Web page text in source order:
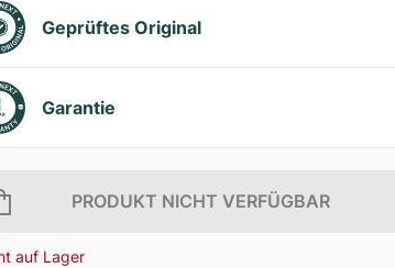
Geprüftes Original
Garantie
PRODUKT NICHT VERFÜGBAR
auf Lager